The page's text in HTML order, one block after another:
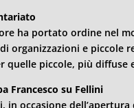
ha portato ordine nel
organizzazioni e piccole
quelle piccole, più diffuse
Francesco su Fellini
, in occasione dell’apertura